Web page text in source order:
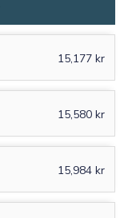
15,177 kr
15,580 kr
15,984 kr